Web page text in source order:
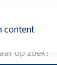
content